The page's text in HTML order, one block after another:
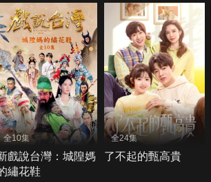
全10集
戲說台灣：城隍媽
繡花鞋
全24集
了不起的甄高貴